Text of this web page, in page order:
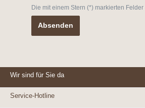
Die mit einem Stern (*) markierten
Absenden
Wir sind für Sie da
Service-Hotline